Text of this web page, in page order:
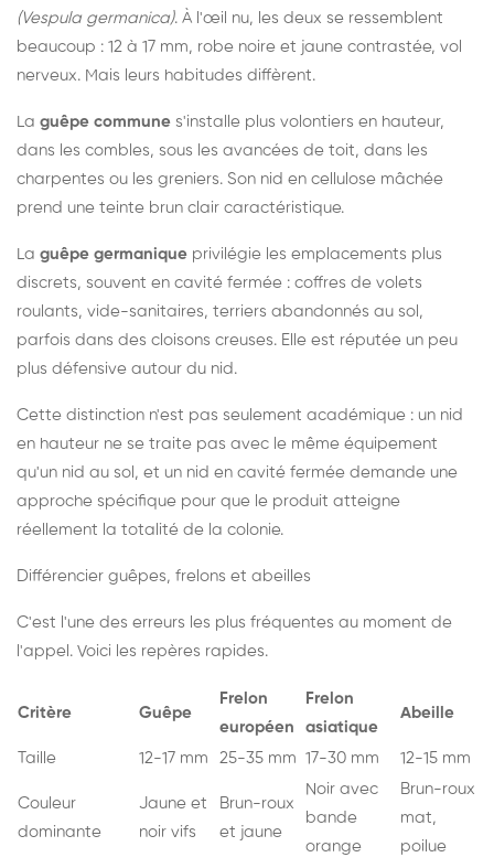
(Vespula germanica). À l'œil nu, les deux se ressemblent
beaucoup : 12 à 17 mm, robe noire et jaune contrastée, vol
nerveux. Mais leurs habitudes diffèrent.
La guêpe commune s'installe plus volontiers en hauteur,
dans les combles, sous les avancées de toit, dans les
charpentes ou les greniers. Son nid en cellulose mâchée
prend une teinte brun clair caractéristique.
La guêpe germanique privilégie les emplacements plus
discrets, souvent en cavité fermée : coffres de volets
roulants, vide-sanitaires, terriers abandonnés au sol,
parfois dans des cloisons creuses. Elle est réputée un peu
plus défensive autour du nid.
Cette distinction n'est pas seulement académique : un nid
en hauteur ne se traite pas avec le même équipement
qu'un nid au sol, et un nid en cavité fermée demande une
approche spécifique pour que le produit atteigne
réellement la totalité de la colonie.
Différencier guêpes, frelons et abeilles
C'est l'une des erreurs les plus fréquentes au moment de
l'appel. Voici les repères rapides.
Critère Guêpe
Frelon
européen
Frelon
asiatique
Abeille
Taille 12-17 mm 25-35 mm 17-30 mm 12-15 mm
Couleur
dominante
Jaune et
noir vifs
Brun-roux
et jaune
Noir avec
bande
orange
Brun-roux
mat,
poilue